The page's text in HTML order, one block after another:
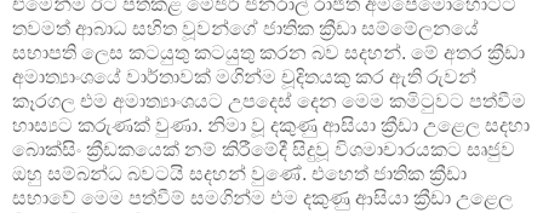
එමෙන්ම ඊට පත්කළ මේජර් ජනරාල් රාජිත අම්පේමොහොට්ටි
තවමත් ආබාධ සහිත වූවන්ගේ ජාතික ක්‍රීඩා සම්මේලනයේ
සභාපති ලෙස කටයුතු කටයුතු කරන බව සදහන්. මේ අතර ක්‍රීඩා
අමාත්‍යාංශයේ වාර්තාවක් මගින්ම චූදිතයකු කර ඇති රුවන්
කෑරගල එම අමාත්‍යාංශයට උපදෙස් දෙන මෙම කමිටුවට පත්වීම
හාස්‍යට කරුණක් වුණා. නිමා වූ දකුණු ආසියා ක්‍රීඩා උළෙල සදහා
බොක්සිං ක්‍රීඩකයෙක් නම් කිරීමේදී සිදුවූ විශමාචාරයකට සෘජුව
ඔහු සම්බන්ධ බවටයි සදහන් වුණේ. එහෙත් ජාතික ක්‍රීඩා
සභාවේ මෙම පත්වීම් සමගින්ම එම දකුණු ආසියා ක්‍රීඩා උළෙල